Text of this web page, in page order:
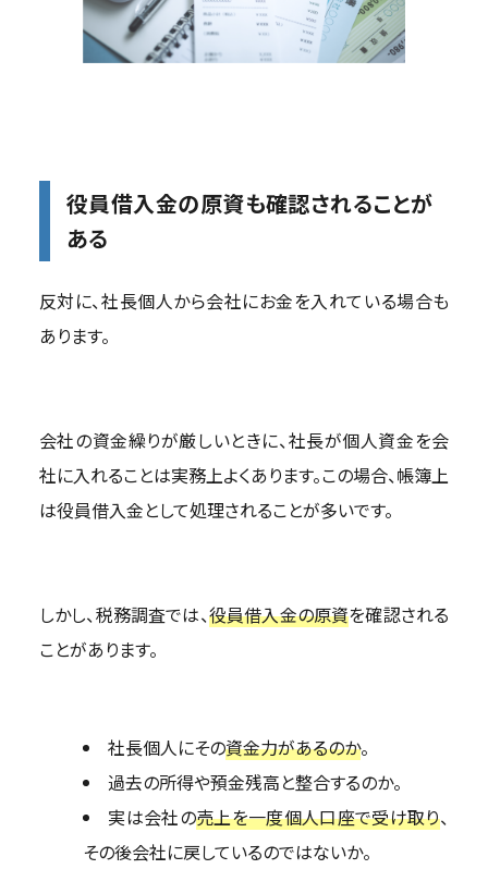
役員借入金の原資も確認されることが
ある
反対に、社長個人から会社にお金を入れている場合も
あります。
会社の資金繰りが厳しいときに、社長が個人資金を会
社に入れることは実務上よくあります。この場合、帳簿上
は役員借入金として処理されることが多いです。
しかし、税務調査では、役員借入金の原資を確認される
ことがあります。
社長個人にその資金力があるのか。
過去の所得や預金残高と整合するのか。
実は会社の売上を一度個人口座で受け取り、
その後会社に戻しているのではないか。